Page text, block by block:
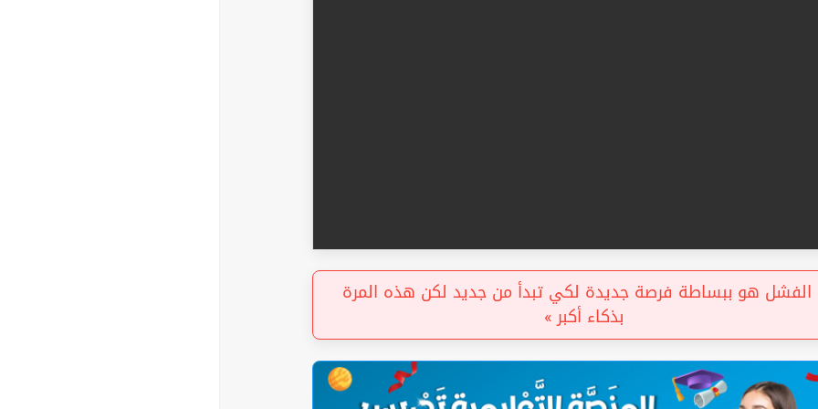
الفشل هو ببساطة فرصة جديدة لكي تبدأ من جديد لكن هذه المرة
بذكاء أكبر »